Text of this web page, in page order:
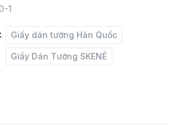
1
Giấy dán tường Hàn Quốc
Giấy Dán Tường SKENÉ